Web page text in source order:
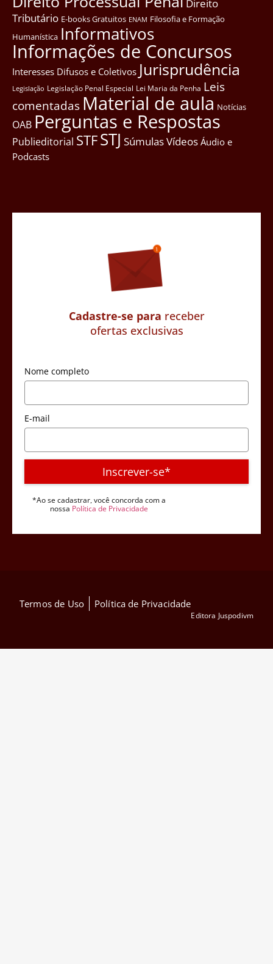
Direito
Tributário E-books Gratuitos ENAM Filosofia e Formação
Humanística Informativos
Informações de Concursos
Interesses Difusos e Coletivos Jurisprudência
Legislação Legislação Penal Especial Lei Maria da Penha Leis
comentadas Material de aula Notícias
OAB Perguntas e Respostas
Publieditorial STFSTJ SúmulasVídeos Áudio e
Podcasts
Cadastre-se para receber
ofertas exclusivas
Nome completo
E-mail
Inscrever-se*
*Ao se cadastrar, você concorda com a
nossa Política de Privacidade
Termos de Uso Política de Privacidade
Editora Juspodivm